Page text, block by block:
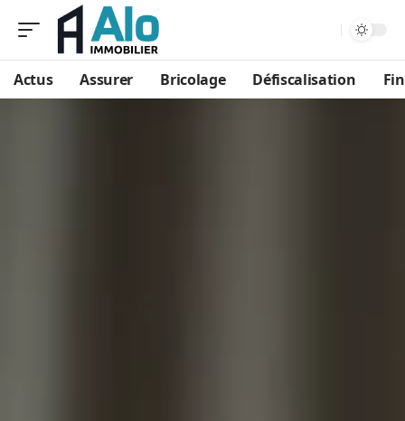
Actus Assurer Bricolage Défiscalisation